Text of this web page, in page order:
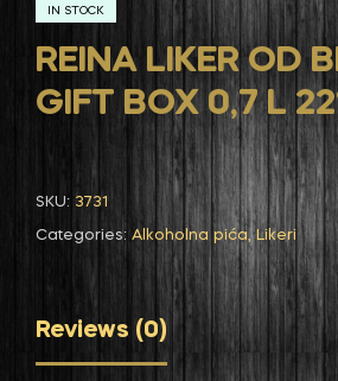
IN STOCK
REINA LIKER OD
GIFT BOX 0,7 L
SKU: 3731
Categories: Alkoholna pića, Likeri
Reviews (0)